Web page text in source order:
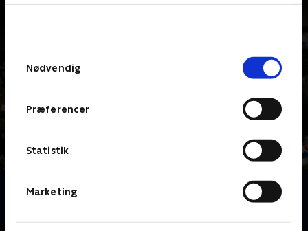
Nødvendig
Præferencer
Statistik
Marketing
Om Jul med Ernst
Ernst Kirchsteiger inviterer os ind i sin magiske